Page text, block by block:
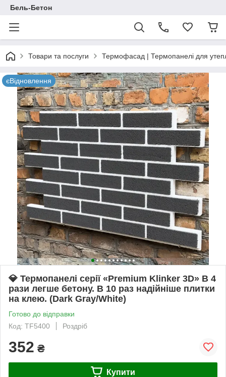
Бель-Бетон
Товари та послуги Термофасад | Термопанелі для
єВідновлення
💎 Термопанелі серії «Premium Klinker 3D» В 4
рази легше бетону. В 10 раз надійніше плитки
на клею. (Dark Gray/White)
Готово до відправки
Код: TF5400
Роздріб
352 ₴
Купити